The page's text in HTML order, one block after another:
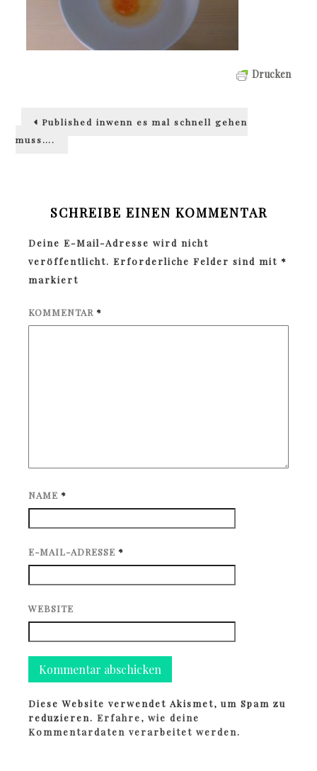
Drucken
Beitragsnavigation
Published inwenn es mal schnell gehen
muss….
SCHREIBE EINEN KOMMENTAR
Deine E-Mail-Adresse wird nicht
veröffentlicht. Erforderliche Felder sind mit *
markiert
KOMMENTAR *
NAME *
E-MAIL-ADRESSE *
WEBSITE
Diese Website verwendet Akismet, um Spam zu
reduzieren.Erfahre, wie deine
Kommentardaten verarbeitet werden.